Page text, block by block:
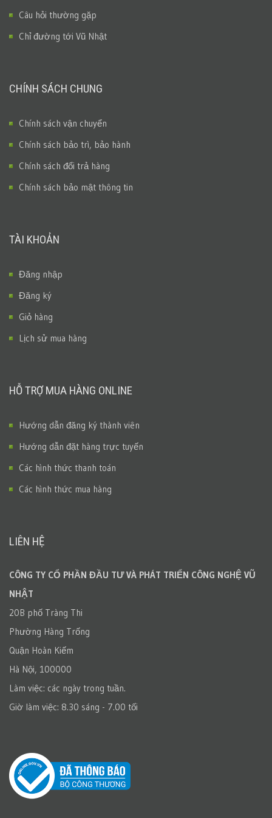
Câu hỏi thường gặp
Chỉ đường tới Vũ Nhật
CHÍNH SÁCH CHUNG
Chính sách vận chuyển
Chính sách bảo trì, bảo hành
Chính sách đổi trả hàng
Chính sách bảo mật thông tin
TÀI KHOẢN
Đăng nhập
Đăng ký
Giỏ hàng
Lịch sử mua hàng
HỖ TRỢ MUA HÀNG ONLINE
Hướng dẫn đăng ký thành viên
Hướng dẫn đặt hàng trực tuyến
Các hình thức thanh toán
Các hình thức mua hàng
LIÊN HỆ
CÔNG TY CỔ PHẦN ĐẦU TƯ VÀ PHÁT TRIỂN CÔNG NGHỆ VŨ
NHẬT
20B phố Tràng Thi
Phường Hàng Trống
Quận Hoàn Kiếm
Hà Nội, 100000
Làm việc: các ngày trong tuần.
Giờ làm việc: 8.30 sáng - 7.00 tối